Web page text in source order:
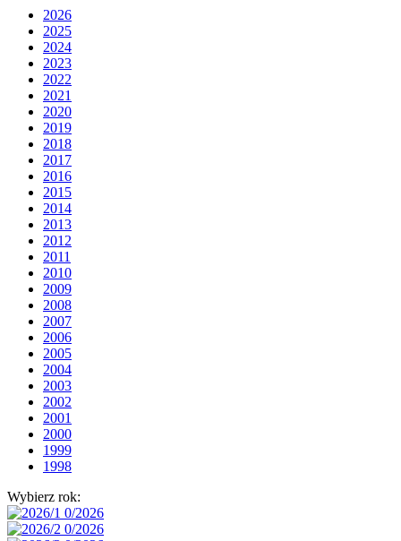
2026
2025
2024
2023
2022
2021
2020
2019
2018
2017
2016
2015
2014
2013
2012
2011
2010
2009
2008
2007
2006
2005
2004
2003
2002
2001
2000
1999
1998
Wybierz rok: